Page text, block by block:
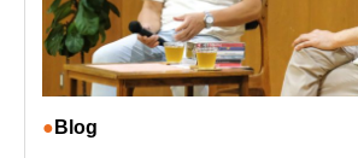
Blog